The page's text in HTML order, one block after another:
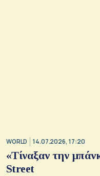
WORLD 14.07.2026, 17:20
«Τίναξαν την
Street